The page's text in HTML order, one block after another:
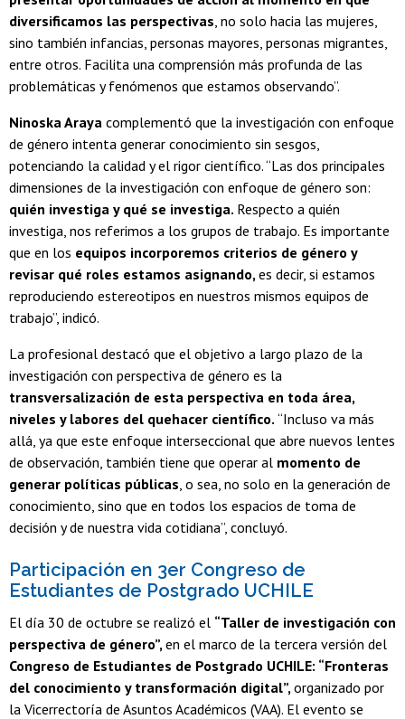
diversificamos las perspectivas , no solo hacia las mujeres,
sino también infancias, personas mayores, personas migrantes,
entre otros. Facilita una comprensión más profunda de las
problemáticas y fenómenos que estamos observando”.
Ninoska Araya complementó que la investigación con enfoque
de género intenta generar conocimiento sin sesgos,
potenciando la calidad y el rigor científico. “Las dos principales
dimensiones de la investigación con enfoque de género son:
quién investiga y qué se investiga. Respecto a quién
investiga, nos referimos a los grupos de trabajo. Es importante
que en los equipos incorporemos criterios de género y
revisar qué roles estamos asignando, es decir, si estamos
reproduciendo estereotipos en nuestros mismos equipos de
trabajo”, indicó.
La profesional destacó que el objetivo a largo plazo de la
investigación con perspectiva de género es la
transversalización de esta perspectiva en toda área,
niveles y labores del quehacer científico. “Incluso va más
allá, ya que este enfoque interseccional que abre nuevos lentes
de observación, también tiene que operar al momento de
generar políticas públicas , o sea, no solo en la generación de
conocimiento, sino que en todos los espacios de toma de
decisión y de nuestra vida cotidiana”, concluyó.
Participación en 3er Congreso de
Estudiantes de Postgrado UCHILE
El día 30 de octubre se realizó el “Taller de investigación con
perspectiva de género”, en el marco de la tercera versión del
Congreso de Estudiantes de Postgrado UCHILE: “Fronteras
del conocimiento y transformación digital”, organizado por
la Vicerrectoría de Asuntos Académicos (VAA). El evento se